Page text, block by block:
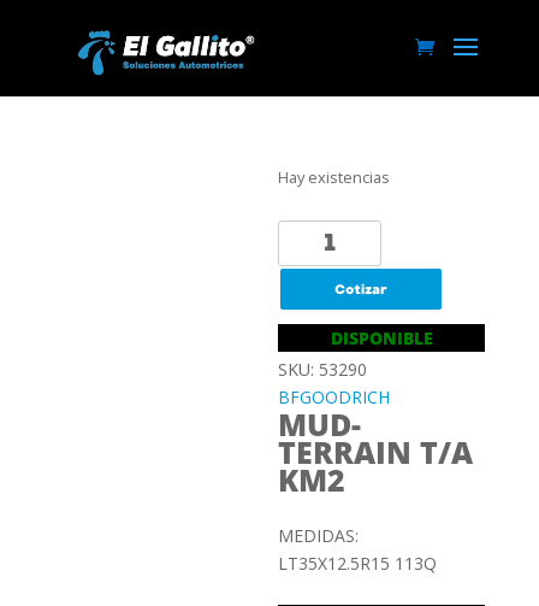
Hay existencias
LT35X12.5R15
113Q
BFGOODRICH
MUD-
TERRAIN
T/A
KM2
cantidad
Cotizar
DISPONIBLE
SKU: 53290
BFGOODRICH
MUD-
TERRAIN T/A
KM2
MEDIDAS:
LT35X12.5R15 113Q